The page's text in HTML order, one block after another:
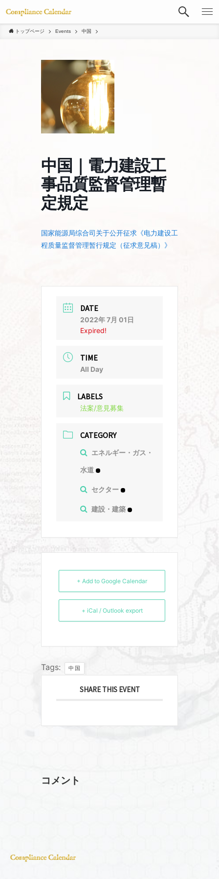
トップページ Events 中国
中国｜電力建設工
事品質監督管理暫
定規定
国家能源局综合司关于公开征求《电力建设工
程质量监督管理暂行规定（征求意见稿）》
DATE
2022年 7月 01日
Expired!
TIME
All Day
LABELS
法案/意見募集
CATEGORY
エネルギー・ガス・
水道
セクター
建設・建築
+ Add to Google Calendar
+ iCal / Outlook export
Tags: 中国
SHARE THIS EVENT
コメント